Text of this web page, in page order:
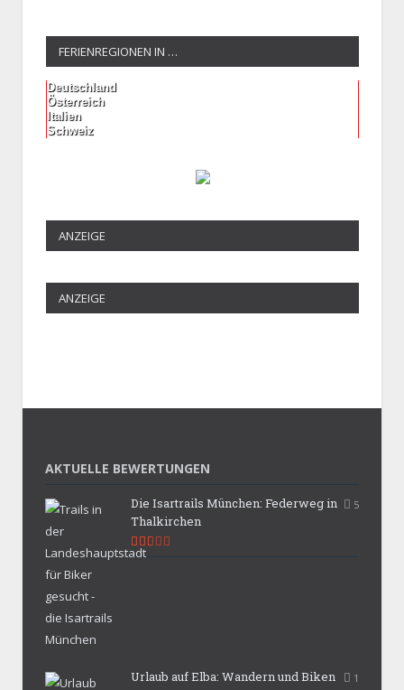
FERIENREGIONEN IN …
Deutschland
Österreich
Italien
Schweiz
ANZEIGE
ANZEIGE
AKTUELLE BEWERTUNGEN
5
Die Isartrails München: Federweg in
Thalkirchen
1
Urlaub auf Elba: Wandern und Biken